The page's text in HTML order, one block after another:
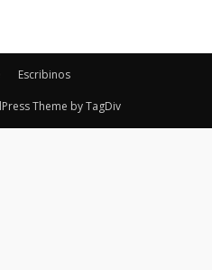
Escribinos
Theme by TagDiv